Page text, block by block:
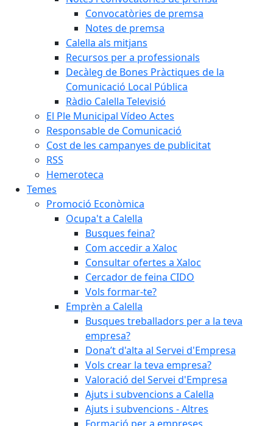
Convocatòries de premsa
Notes de premsa
Calella als mitjans
Recursos per a professionals
Decàleg de Bones Pràctiques de la
Comunicació Local Pública
Ràdio Calella Televisió
El Ple Municipal Vídeo Actes
Responsable de Comunicació
Cost de les campanyes de publicitat
RSS
Hemeroteca
Temes
Promoció Econòmica
Ocupa't a Calella
Busques feina?
Com accedir a Xaloc
Consultar ofertes a Xaloc
Cercador de feina CIDO
Vols formar-te?
Emprèn a Calella
Busques treballadors per a la teva
empresa?
Dona’t d'alta al Servei d'Empresa
Vols crear la teva empresa?
Valoració del Servei d'Empresa
Ajuts i subvencions a Calella
Ajuts i subvencions - Altres